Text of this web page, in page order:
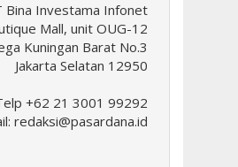
Bina Investama Infonet
Mall, unit OUG-12
Kuningan Barat No.3
Jakarta Selatan 12950
+62 21 3001 99292
redaksi@pasardana.id